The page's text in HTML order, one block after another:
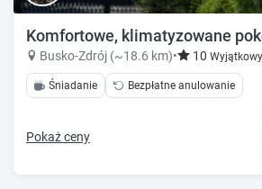
Komfortowe, klimatyzowane
Busko-Zdrój (~18.6 km)• 10
Śniadanie Bezpłatne anulowanie
Pokaż ceny